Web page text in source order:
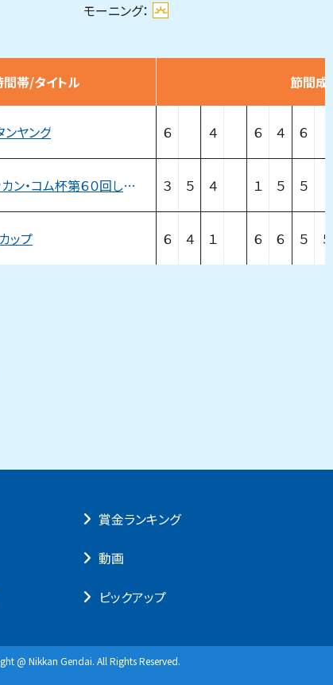
モーニング：
帯/タイトル 節間成
ンヤング ６ ４ ６ ４ ６
日刊盾争奪ニッカン・コム杯第６０回しぶき杯競走 ３ ５ ４ １ ５ ５
ップ ６ ４ １ ６ ６ ５ ５
賞⾦ランキング
動画
ピックアップ
@ Nikkan Gendai. All Rights Reserved.